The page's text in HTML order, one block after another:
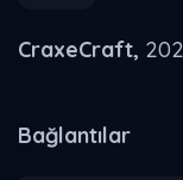
CraxeCraft,
Bağlantılar